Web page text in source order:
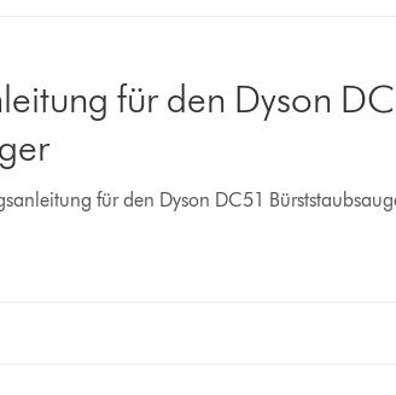
für den Dyson
für den Dyson DC51